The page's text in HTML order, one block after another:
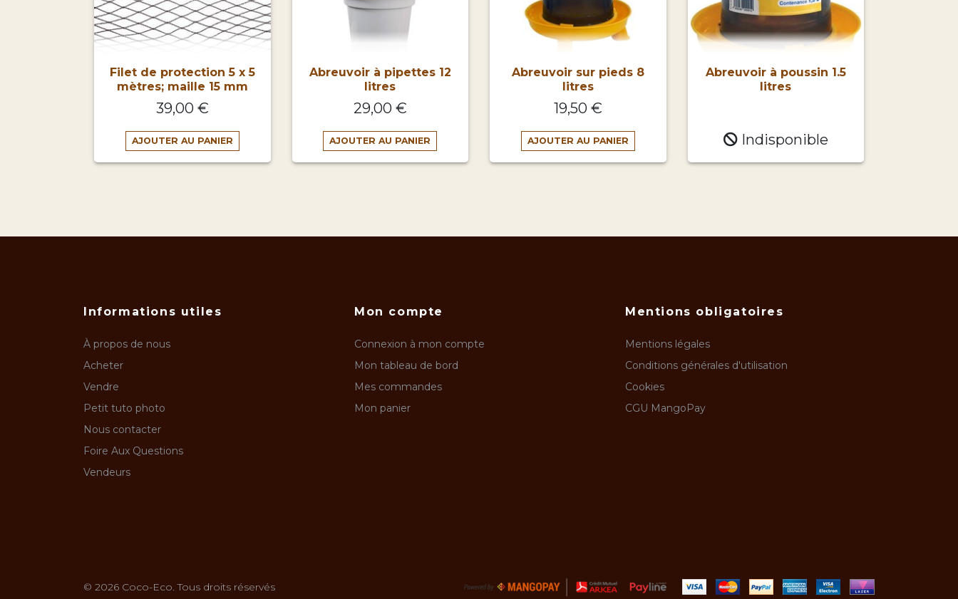
Filet de protection 5 x 5
mètres; maille 15 mm
39,00 €
AJOUTER AU PANIER
Abreuvoir à pipettes 12
litres
29,00 €
AJOUTER AU PANIER
Abreuvoir sur pieds 8
litres
19,50 €
AJOUTER AU PANIER
Abreuvoir à poussin 1.5
litres
Indisponible
Informations utiles
À propos de nous
Acheter
Vendre
Petit tuto photo
Nous contacter
Foire Aux Questions
Vendeurs
Mon compte
Connexion à mon compte
Mon tableau de bord
Mes commandes
Mon panier
Mentions obligatoires
Mentions légales
Conditions générales d'utilisation
Cookies
CGU MangoPay
© 2026 Coco-Eco. Tous droits réservés